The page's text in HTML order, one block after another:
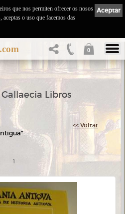
0
Libros
<< Voltar
1
Aceptar
que nos permiten ofrecer os nosos
o uso que facemos das